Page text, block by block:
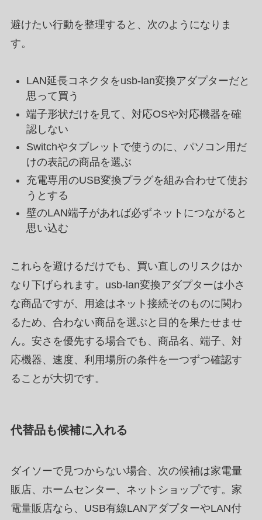
避けたい行動を整理すると、次のようになりま
す。
LAN延長コネクタをusb-lan変換アダプターだと
思って買う
端子形状だけを見て、対応OSや対応機器を確
認しない
Switchやタブレットで使うのに、パソコン用だ
けの表記の商品を選ぶ
充電専用のUSB変換プラグを組み合わせて使お
うとする
壁のLAN端子があれば必ずネットにつながると
思い込む
これらを避けるだけでも、買い直しのリスクはか
なり下げられます。usb-lan変換アダプターは小さ
な商品ですが、用途はネット接続そのものに関わ
るため、合わない商品を選ぶと目的を果たせませ
ん。安さを優先する場合でも、商品名、端子、対
応機器、速度、利用場所の条件を一つずつ確認す
ることが大切です。
代替品も候補に入れる
ダイソーで見つからない場合、次の候補は家電量
販店、ホームセンター、ネットショップです。家
電量販店なら、USB有線LANアダプターやLAN付